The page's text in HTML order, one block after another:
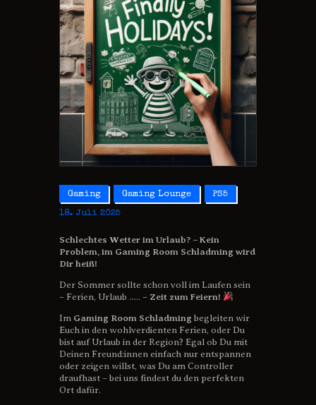
Gaming Gaming Lounge PS5
18. Juli 2025
Schlechtes Wetter im Urlaub? – Kein
Problem, im Gaming Room Schladming wird
Dir heiß!
Der Sommer sollte schon voll im Laufen sein
– Ferien, Urlaub ….. – Zeit zum Feiern!
Im Gaming Room Schladming begleiten wir
Euch in den wohlverdienten Ferien, oder Du
bist auf Urlaub in der Region? Egal ob Du mit
Deinen Freund:innen einfach nur entspannen
oder zeigen willst, was Du am Controller
draufhast – bei uns findest du den perfekten
Ort dafür.